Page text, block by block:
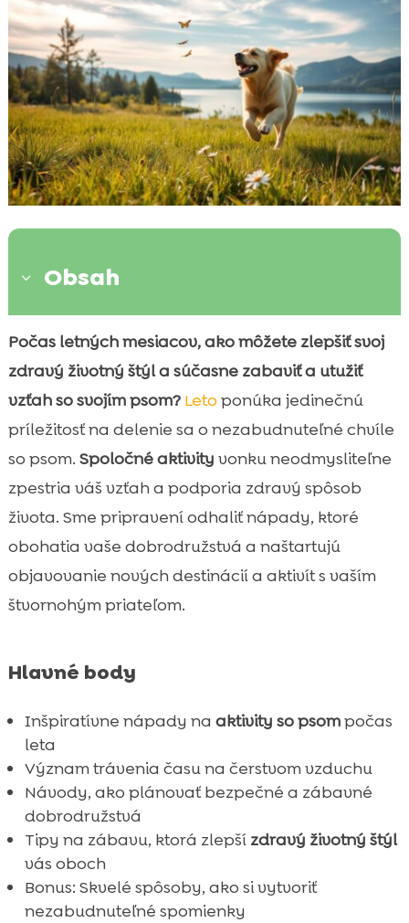
3 Obsah
 Prečo tráviť leto so psom?
 Plánovanie letných aktivít
 Turistika v prírode
 Voda a pláže
Spoznávanie mestských parkov
Kempovanie so psom
 Letné akcie a podujatia
 Nápady na programy so psom leto
Cyklistika so psom
Picnic v prírode
 Grilovanie na dvore
Výlet na loďke
Spoločné letné fotenie
 Nezabudnite na správnu výživu
 Záver
 FAQ
Počas letných mesiacov, ako môžete zlepšiť svoj
zdravý životný štýl a súčasne zabaviť a utužiť
vzťah so svojím psom? Leto ponúka jedinečnú
príležitosť na delenie sa o nezabudnuteľné chvíle
so psom. Spoločné aktivity vonku neodmysliteľne
zpestria váš vzťah a podporia zdravý spôsob
života. Sme pripravení odhaliť nápady, ktoré
obohatia vaše dobrodružstvá a naštartujú
objavovanie nových destinácií a aktivít s vaším
štvornohým priateľom.
Hlavné body
Inšpiratívne nápady na aktivity so psompočas
leta
Význam trávenia času na čerstvom vzduchu
Návody, ako plánovať bezpečné a zábavné
dobrodružstvá
Tipy na zábavu, ktorá zlepší zdravý životný štýl
vás oboch
Bonus: Skvelé spôsoby, ako si vytvoriť
nezabudnuteľné spomienky